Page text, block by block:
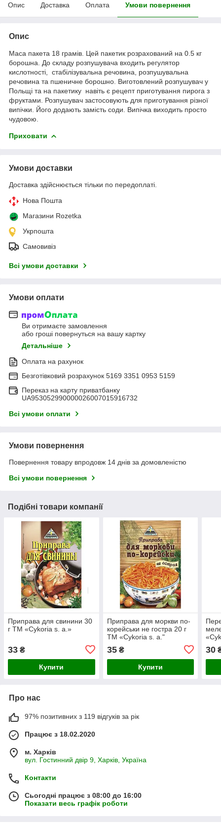
Опис Доставка Оплата Умови повернення
Опис
Маса пакета 18 грамів. Цей пакетик розрахований на 0.5 кг
борошна. До складу розпушувача входить регулятор
кислотності, стабілізувальна речовина, розпушувальна
речовина та пшеничне борошно. Виготовлений розпушувач у
Польщі та на пакетику навіть є рецепт приготування пирога з
фруктами. Розпушувач застосовують для приготування різної
випічки. Його додають замість соди. Випічка виходить просто
чудовою.
Приховати
Умови доставки
Доставка здійснюється тільки по передоплаті.
Нова Пошта
Магазини Rozetka
Укрпошта
Самовивіз
Всі умови доставки
Умови оплати
Ви отримаєте замовлення
або гроші повернуться на вашу картку
Детальніше
Оплата на рахунок
Безготівковий розрахунок 5169 3351 0953 5159
Переказ на карту приватбанку
UA953052990000026007015916732
Всі умови оплати
Умови повернення
Повернення товару впродовж 14 днів за домовленістю
Всі умови повернення
Подібні товари компанії
Приправа для свинини 30
г ТМ «Cykoria s. a.»
33 ₴
Купити
Приправа для моркви по-
корейськи не гостра 20 г
ТМ «Cykoria s. a."
35₴
Купити
30
Про нас
97% позитивних з 119 відгуків за рік
Працює з 18.02.2020
м. Харків
вул. Гостинний двір 9, Харків, Україна
Контакти
Сьогодні працює з 08:00 до 16:00
Показати весь графік роботи